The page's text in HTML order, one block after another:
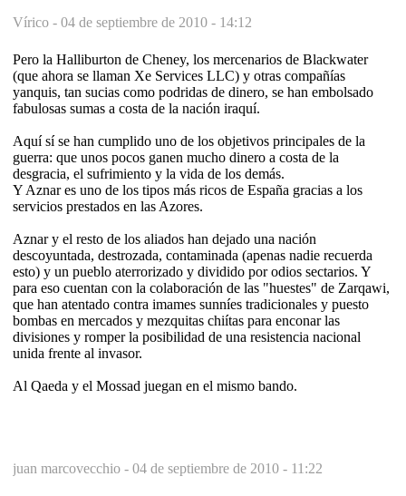
Vírico - 04 de septiembre de 2010 - 14:12
Pero la Halliburton de Cheney, los mercenarios de Blackwater
(que ahora se llaman Xe Services LLC) y otras compañías
yanquis, tan sucias como podridas de dinero, se han embolsado
fabulosas sumas a costa de la nación iraquí.
Aquí sí se han cumplido uno de los objetivos principales de la
guerra: que unos pocos ganen mucho dinero a costa de la
desgracia, el sufrimiento y la vida de los demás.
Y Aznar es uno de los tipos más ricos de España gracias a los
servicios prestados en las Azores.
Aznar y el resto de los aliados han dejado una nación
descoyuntada, destrozada, contaminada (apenas nadie recuerda
esto) y un pueblo aterrorizado y dividido por odios sectarios. Y
para eso cuentan con la colaboración de las "huestes" de Zarqawi,
que han atentado contra imames sunníes tradicionales y puesto
bombas en mercados y mezquitas chiítas para enconar las
divisiones y romper la posibilidad de una resistencia nacional
unida frente al invasor.
Al Qaeda y el Mossad juegan en el mismo bando.
juan marcovecchio - 04 de septiembre de 2010 - 11:22